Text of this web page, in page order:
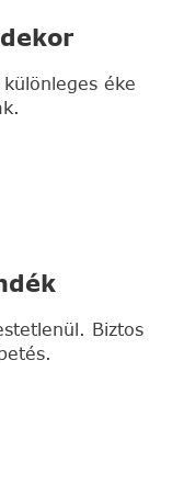
éke
Biztos